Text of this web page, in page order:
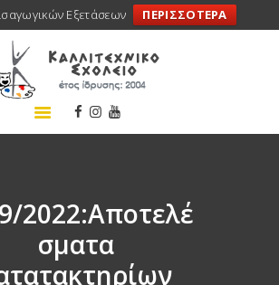
Εξετάσεων ΠΕΡΙΣΣΟΤΕΡΑ
2022:Αποτελέ
σματα